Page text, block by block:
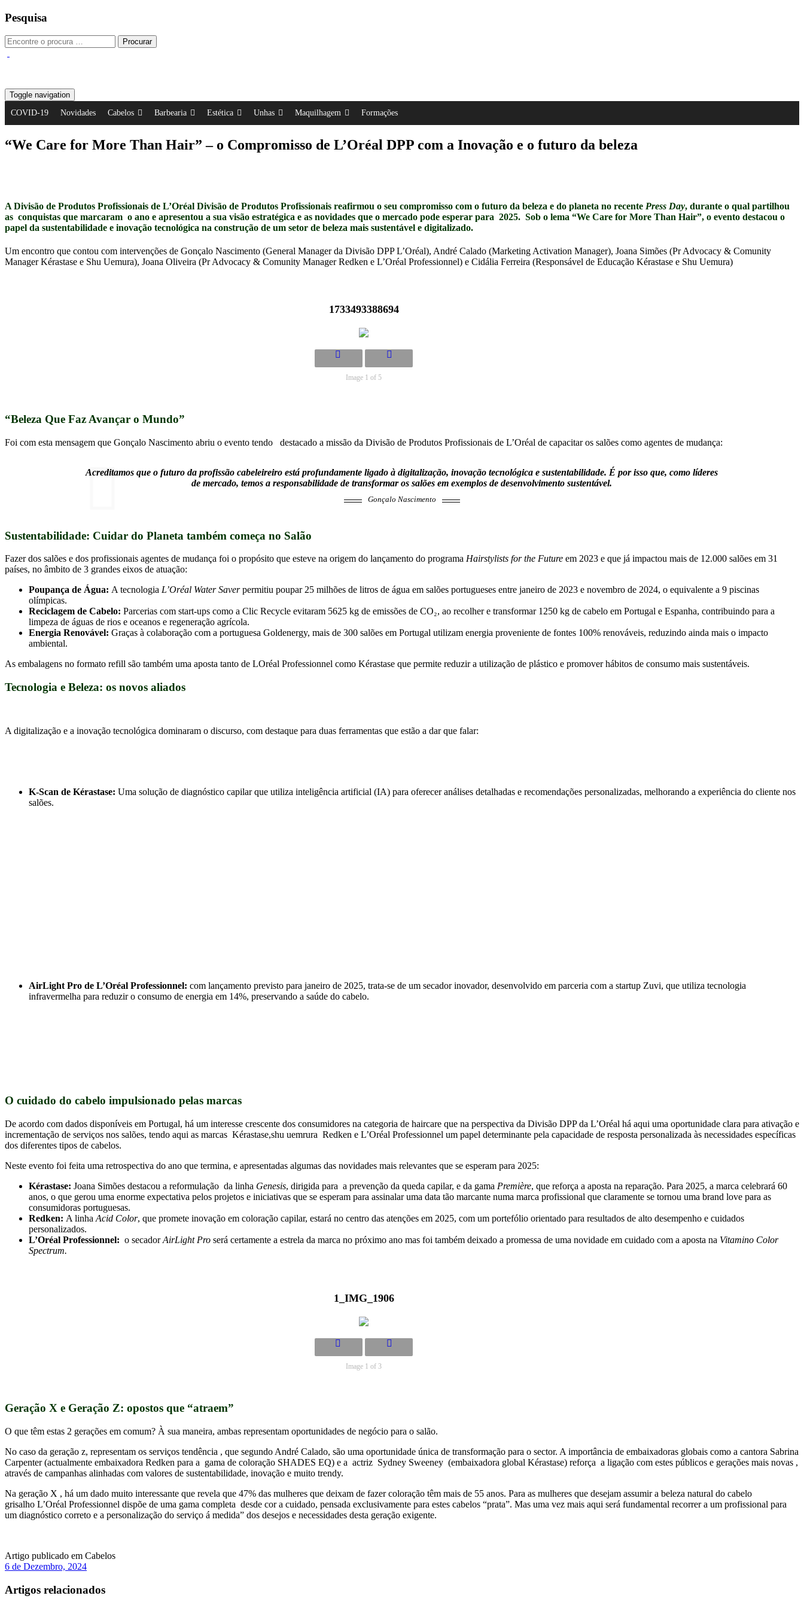
Pesquisa
Toggle navigation
COVID-19
Novidades Cabelos Barbearia Estética Unhas Maquilhagem Formações
“We Care for More Than Hair” – o Compromisso de L’Oréal DPP com a Inovação e o futuro da beleza
A Divisão de Produtos Profissionais de L’Oréal Divisão de Produtos Profissionais reafirmou o seu compromisso com o futuro da beleza e do planeta no recente Press Day, durante o qual partilhou
as conquistas que marcaram o ano e apresentou a sua visão estratégica e as novidades que o mercado pode esperar para 2025. Sob o lema “We Care for More Than Hair”, o evento destacou o
papel da sustentabilidade e inovação tecnológica na construção de um setor de beleza mais sustentável e digitalizado.
Um encontro que contou com intervenções de Gonçalo Nascimento (General Manager da Divisão DPP L’Oréal), André Calado (Marketing Activation Manager), Joana Simões (Pr Advocacy & Comunity
Manager Kérastase e Shu Uemura), Joana Oliveira (Pr Advocacy & Comunity Manager Redken e L’Oréal Professionnel) e Cidália Ferreira (Responsável de Educação Kérastase e Shu Uemura)
1733493388694
Image 1 of 5
“Beleza Que Faz Avançar o Mundo”
Foi com esta mensagem que Gonçalo Nascimento abriu o evento tendo destacado a missão da Divisão de Produtos Profissionais de L’Oréal de capacitar os salões como agentes de mudança:
Acreditamos que o futuro da profissão cabeleireiro está profundamente ligado à digitalização, inovação tecnológica e sustentabilidade. É por isso que, como líderes
de mercado, temos a responsabilidade de transformar os salões em exemplos de desenvolvimento sustentável.
Gonçalo Nascimento
Sustentabilidade: Cuidar do Planeta também começa no Salão
Fazer dos salões e dos profissionais agentes de mudança foi o propósito que esteve na origem do lançamento do programa Hairstylists for the Future em 2023 e que já impactou mais de 12.000 salões em 31
países, no âmbito de 3 grandes eixos de atuação:
Poupança de Água: A tecnologia L’Oréal Water Saverpermitiu poupar 25 milhões de litros de água em salões portugueses entre janeiro de 2023 e novembro de 2024, o equivalente a 9 piscinas
olímpicas.
Reciclagem de Cabelo: Parcerias com start-ups como a Clic Recycle evitaram 5625 kg de emissões de CO₂, ao recolher e transformar 1250 kg de cabelo em Portugal e Espanha, contribuindo para a
limpeza de águas de rios e oceanos e regeneração agrícola.
Energia Renovável: Graças à colaboração com a portuguesa Goldenergy, mais de 300 salões em Portugal utilizam energia proveniente de fontes 100% renováveis, reduzindo ainda mais o impacto
ambiental.
As embalagens no formato refill são também uma aposta tanto de LOréal Professionnel como Kérastase que permite reduzir a utilização de plástico e promover hábitos de consumo mais sustentáveis.
Tecnologia e Beleza: os novos aliados
A digitalização e a inovação tecnológica dominaram o discurso, com destaque para duas ferramentas que estão a dar que falar:
K-Scan de Kérastase: Uma solução de diagnóstico capilar que utiliza inteligência artificial (IA) para oferecer análises detalhadas e recomendações personalizadas, melhorando a experiência do cliente nos
salões.
AirLight Pro de L’Oréal Professionnel: com lançamento previsto para janeiro de 2025, trata-se de um secador inovador, desenvolvido em parceria com a startup Zuvi, que utiliza tecnologia
infravermelha para reduzir o consumo de energia em 14%, preservando a saúde do cabelo.
O cuidado do cabelo impulsionado pelas marcas
De acordo com dados disponíveis em Portugal, há um interesse crescente dos consumidores na categoria de haircare que na perspectiva da Divisão DPP da L’Oréal há aqui uma oportunidade clara para ativação e
incrementação de serviços nos salões, tendo aqui as marcas Kérastase,shu uemrura Redken e L’Oréal Professionnel um papel determinante pela capacidade de resposta personalizada às necessidades específicas
dos diferentes tipos de cabelos.
Neste evento foi feita uma retrospectiva do ano que termina, e apresentadas algumas das novidades mais relevantes que se esperam para 2025:
Kérastase: Joana Simões destacou a reformulação da linha Genesis, dirigida para a prevenção da queda capilar, e da gama Première, que reforça a aposta na reparação. Para 2025, a marca celebrará 60
anos, o que gerou uma enorme expectativa pelos projetos e iniciativas que se esperam para assinalar uma data tão marcante numa marca profissional que claramente se tornou uma brand love para as
consumidoras portuguesas.
Redken: A linha Acid Color, que promete inovação em coloração capilar, estará no centro das atenções em 2025, com um portefólio orientado para resultados de alto desempenho e cuidados
personalizados.
L’Oréal Professionnel: o secadorAirLight Pro será certamente a estrela da marca no próximo ano mas foi também deixado a promessa de uma novidade em cuidado com a aposta na Vitamino Color
Spectrum.
1_IMG_1906
Image 1 of 3
Geração X e Geração Z: opostos que “atraem”
O que têm estas 2 gerações em comum? À sua maneira, ambas representam oportunidades de negócio para o salão.
No caso da geração z, representam os serviços tendência , que segundo André Calado, são uma oportunidade única de transformação para o sector. A importância de embaixadoras globais como a cantora Sabrina
Carpenter (actualmente embaixadora Redken para a gama de coloração SHADES EQ) e a actriz Sydney Sweeney (embaixadora global Kérastase) reforça a ligação com estes públicos e gerações mais novas ,
através de campanhas alinhadas com valores de sustentabilidade, inovação e muito trendy.
Na geração X , há um dado muito interessante que revela que 47% das mulheres que deixam de fazer coloração têm mais de 55 anos. Para as mulheres que desejam assumir a beleza natural do cabelo
grisalho L’Oréal Professionnel dispõe de uma gama completa desde cor a cuidado, pensada exclusivamente para estes cabelos “prata”. Mas uma vez mais aqui será fundamental recorrer a um profissional para
um diagnóstico correto e a personalização do serviço á medida” dos desejos e necessidades desta geração exigente.
Artigo publicado em Cabelos
6 de Dezembro, 2024
Artigos relacionados